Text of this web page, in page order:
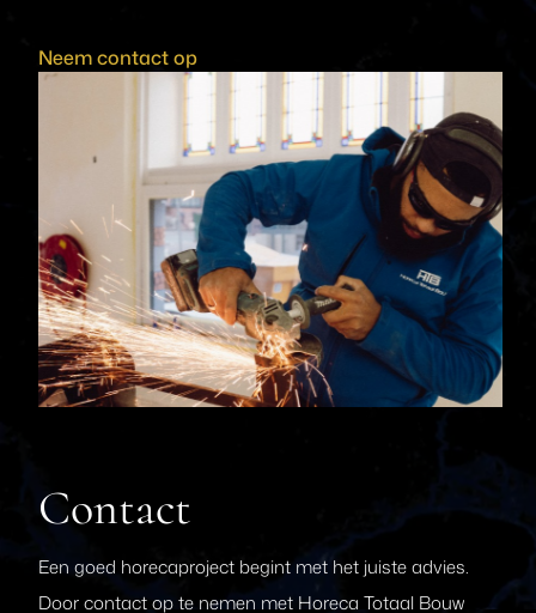
Neem contact op
Contact
Een goed horecaproject begint met het juiste advies.
Door contact op te nemen met Horeca Totaal Bouw